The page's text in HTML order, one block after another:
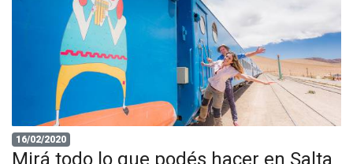
16/02/2020
Mirá todo lo que podés hacer en Salta